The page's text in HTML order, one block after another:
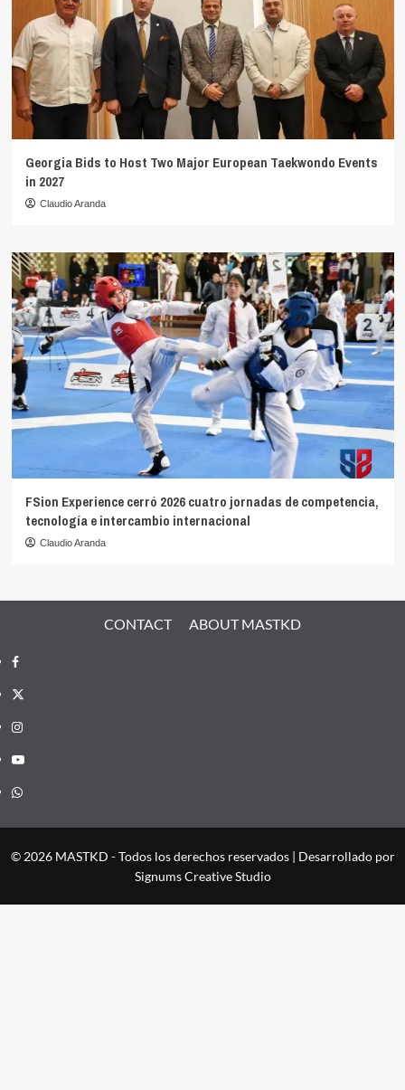
Georgia Bids to Host Two Major European Taekwondo Events
in 2027
Claudio Aranda
FSion Experience cerró 2026 cuatro jornadas de competencia,
tecnología e intercambio internacional
Claudio Aranda
CONTACT ABOUT MASTKD
Facebook
X
Instagram
YouTube
Whatsapp